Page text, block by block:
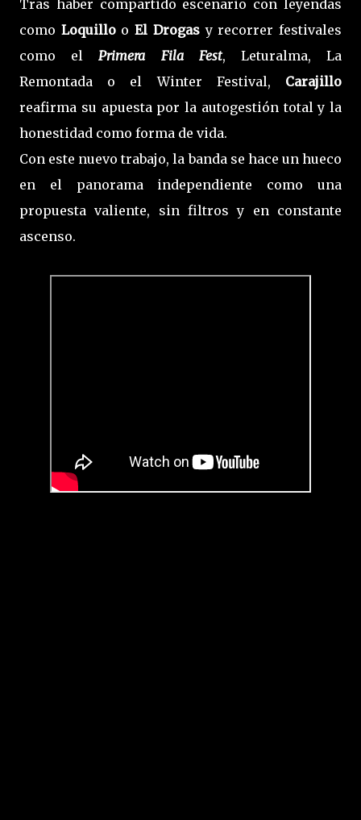
Tras haber compartido escenario con leyendas
como LoquillooEl Drogasy recorrer festivales
como elPrimera Fila Fest, Leturalma, La
Remontada o el Winter Festival, Carajillo
reafirma su apuesta por la autogestión total y la
honestidad como forma de vida.
Con este nuevo trabajo, la banda se hace un hueco
en el panorama independiente como una
propuesta valiente, sin filtros y en constante
ascenso.